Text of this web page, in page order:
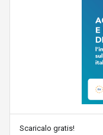
Scaricalo gratis!